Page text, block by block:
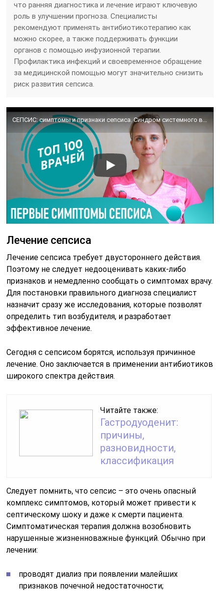
что ранняя диагностика и лечение играют ключевую
роль в улучшении прогноза. Специалисты
рекомендуют применять антибиотикотерапию как
можно скорее, а также поддерживать функции
органов с помощью инфузионной терапии.
Профилактика инфекций и своевременное обращение
за медицинской помощью могут значительно снизить
риск развития сепсиса.
Лечение сепсиса
Лечение сепсиса требует двустороннего действия.
Поэтому не следует недооценивать каких-либо
признаков и немедленно сообщать о симптомах врачу.
Для постановки правильного диагноза специалист
назначит сразу же исследования, которые позволят
определить тип возбудителя, и разработает
эффективное лечение.
Сегодня с сепсисом борятся, используя причинное
лечение. Оно заключается в применении антибиотиков
широкого спектра действия.
Читайте также:
Гастродуоденит:
причины,
разновидности,
классификация
Следует помнить, что сепсис – это очень опасный
комплекс симптомов, который может привести к
септическому шоку и даже к смерти пациента.
Симптоматическая терапия должна возобновить
нарушенные жизненноважные функций. Обычно при
лечении:
проводят диализ при появлении малейших
признаков почечной недостаточности;